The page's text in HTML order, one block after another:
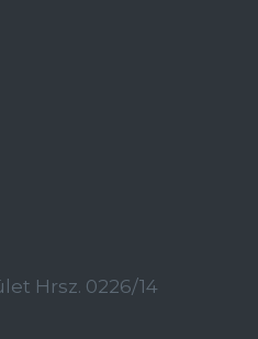
Hrsz. 0226/14